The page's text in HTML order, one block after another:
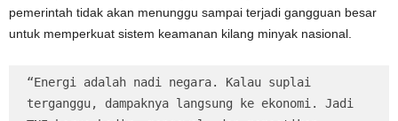
pemerintah tidak akan menunggu sampai terjadi gangguan besar
untuk memperkuat sistem keamanan kilang minyak nasional.
“Energi adalah nadi negara. Kalau suplai
terganggu, dampaknya langsung ke ekonomi. Jadi